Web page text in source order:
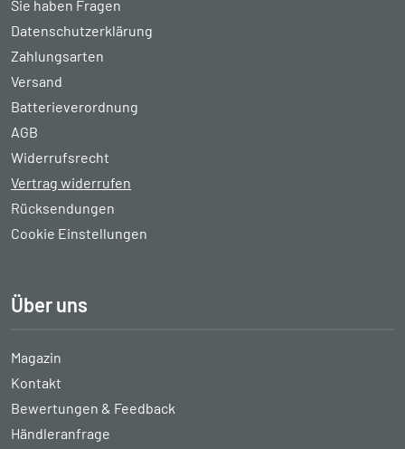
Sie haben Fragen
Datenschutzerklärung
Zahlungsarten
Versand
Batterieverordnung
AGB
Widerrufsrecht
Vertrag widerrufen
Rücksendungen
Cookie Einstellungen
Über uns
Magazin
Kontakt
Bewertungen & Feedback
Händleranfrage